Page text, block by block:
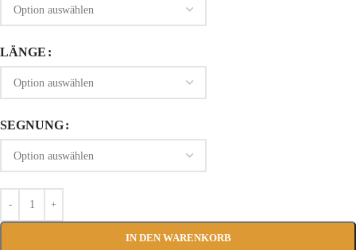
LÄNGE
SEGNUNG
IN DEN WARENKORB